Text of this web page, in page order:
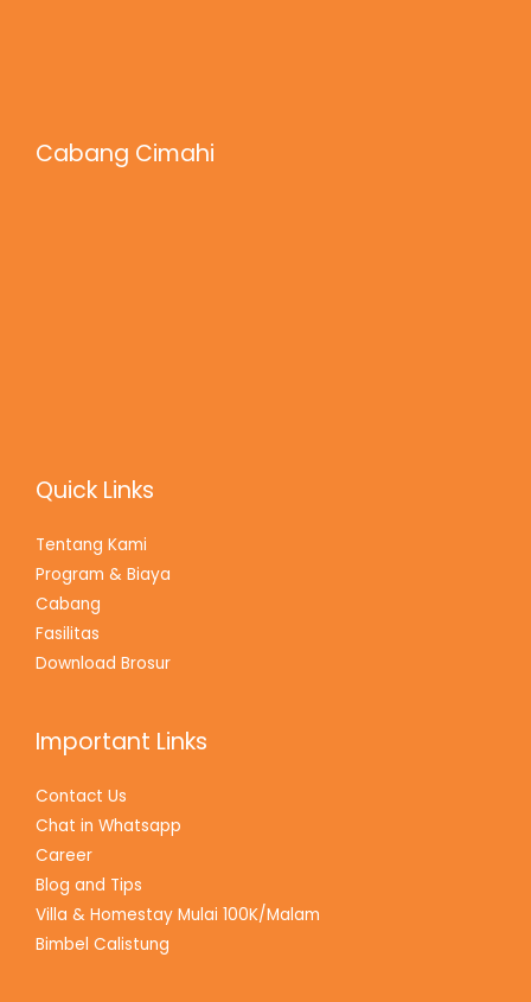
Cabang Cimahi
Quick Links
Tentang Kami
Program & Biaya
Cabang
Fasilitas
Download Brosur
Important Links
Contact Us
Chat in Whatsapp
Career
Blog and Tips
Villa & Homestay Mulai 100K/Malam
Bimbel Calistung